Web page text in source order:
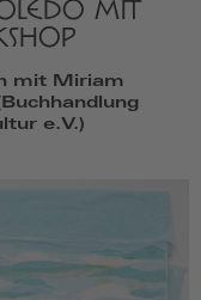
MIT
mit Miriam
e.V.)